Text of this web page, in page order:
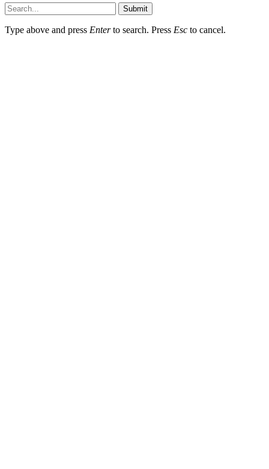
Submit
Type above and press Enterto search. Press Esc to cancel.